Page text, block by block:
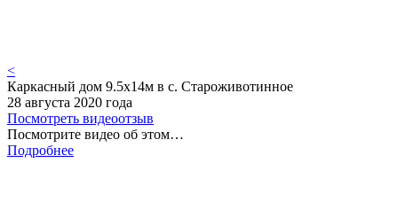
<
Каркасный дом 9.5х14м в с. Староживотинное
28 августа 2020 года
Посмотреть видеоотзыв
Посмотрите видео об этом…
Подробнее